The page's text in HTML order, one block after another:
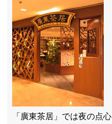
「廣東茶居」では夜の点心